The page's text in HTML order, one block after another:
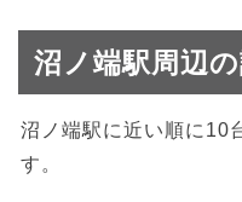
沼ノ端駅周辺
沼ノ端駅に近い順に10
す。